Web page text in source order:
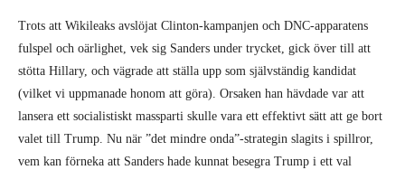
Vare sig folk vill acceptera det eller inte består sanningen: arbetarna
kommer att fortsätta att stå på den förlorarande sidan tills vi har ett eget
parti. En historisk möjlighet gled oss ur händerna. Men vi ska inte
förtvivla. Andra möjligheter kommer att öppnas upp. Inget har lösts
och historien, precis som naturen, avskyr vakuum. Det objektiva
behovet av politiskt massuttryck för arbetarklassen är mer skriande än